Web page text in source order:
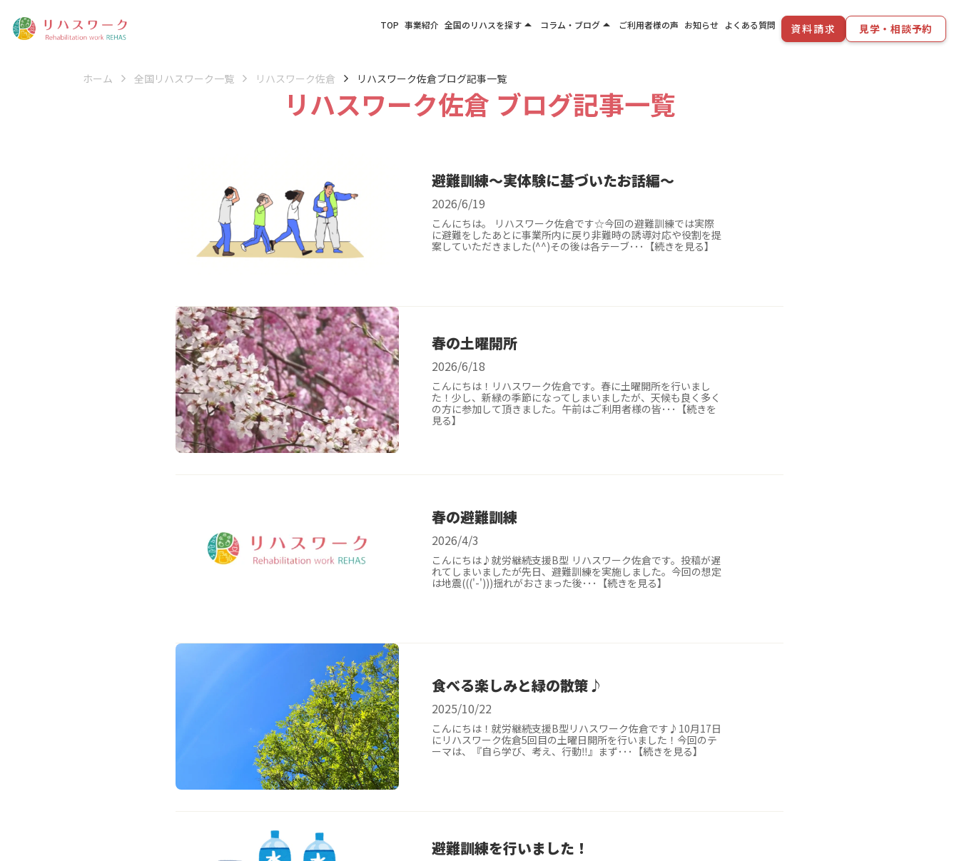
ホーム 全国リハスワーク一覧 リハスワーク佐倉 リハスワーク佐倉ブログ記事一覧
リハスワーク佐倉 ブログ記事一覧
避難訓練～実体験に基づいたお話編～
2026/6/19
こんにちは。 リハスワーク佐倉です☆今回の避難訓練では実際
に避難をしたあとに事業所内に戻り非難時の誘導対応や役割を提
案していただきました(^^)その後は各テーブ･･･【続きを見る】
春の土曜開所
2026/6/18
こんにちは！リハスワーク佐倉です。春に土曜開所を行いまし
た！少し、新緑の季節になってしまいましたが、天候も良く多く
の方に参加して頂きました。午前はご利用者様の皆･･･【続きを
見る】
春の避難訓練
2026/4/3
こんにちは♪就労継続支援B型 リハスワーク佐倉です。投稿が遅
れてしまいましたが先日、避難訓練を実施しました。今回の想定
は地震((('-')))揺れがおさまった後･･･【続きを見る】
食べる楽しみと緑の散策♪
2025/10/22
こんにちは！就労継続支援B型リハスワーク佐倉です♪10月17日
にリハスワーク佐倉5回目の土曜日開所を行いました！今回のテ
ーマは、『自ら学び、考え、行動‼️』まず･･･【続きを見る】
避難訓練を行いました！
TOP 事業紹介 全国のリハスを探すarrow_drop_up
甲信越エリア
北陸エリア
四国・九州エリア
コラム・ブログarrow_drop_up ご利用者様の声 お知らせ よくある質問 資料請求 見学・相談予約